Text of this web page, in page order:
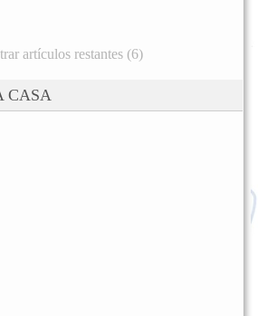
artículos restantes (6)
CASA